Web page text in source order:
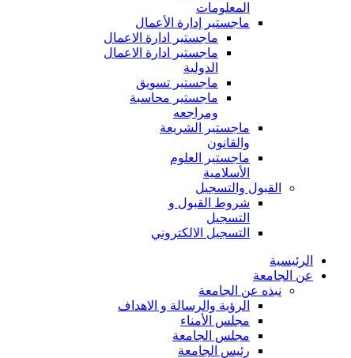
المعلومات
ماجستير إدارة الأعمال
ماجستير ادارة الاعمال
ماجستير ادارة الاعمال
الدولية
ماجستير تسويق
ماجستير محاسبة
ومراجعه
ماجستير الشريعة
والقانون
ماجستير العلوم
الأسلامية
القبول والتسجيل
شروط القبول و
التسجيل
التسجيل الالكتروني
الرئيسية
عن الجامعة
نبذه عن الجامعة
الرؤية والرسالة و الاهداف
مجلس الأمناء
مجلس الجامعة
رئيس الجامعة